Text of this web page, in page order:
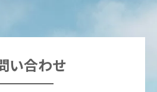
い合わせ